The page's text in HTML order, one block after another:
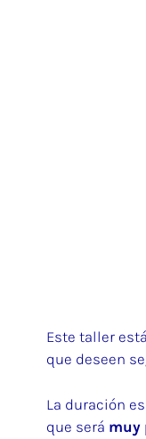
Este taller
que deseen
La duración
que será muy